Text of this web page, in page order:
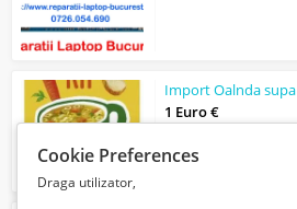
Import Oalnda supa
1 Euro €
Cookie Preferences
Draga utilizator,